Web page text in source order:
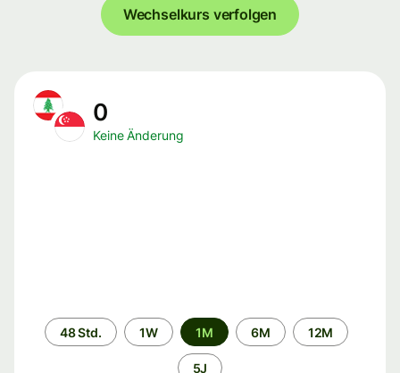
Wechselkurs verfolgen
0
Keine Änderung
Zeitraum
48 Std. 1W 1M 6M 12M
5J